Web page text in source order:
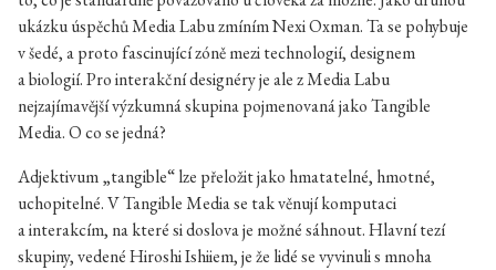
ukázku úspěchů Media Labu zmíním Nexi Oxman. Ta se pohybuje
v šedé, a proto fascinující zóně mezi technologií, designem
a biologií. Pro interakční designéry je ale z Media Labu
nejzajímavější výzkumná skupina pojmenovaná jako Tangible
Media. O co se jedná?
Adjektivum „tangible“ lze přeložit jako hmatatelné, hmotné,
uchopitelné. V Tangible Media se tak věnují komputaci
a interakcím, na které si doslova je možné sáhnout. Hlavní tezí
skupiny, vedené Hiroshi Ishiiem, je že lidé se vyvinuli s mnoha